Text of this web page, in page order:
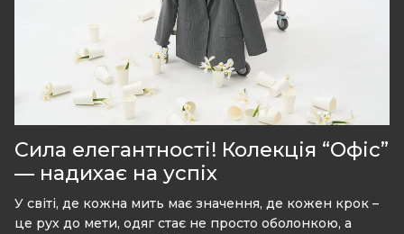
Сила елегантності! Колекція “Офіс”
— надихає на успіх
У світі, де кожна мить має значення, де кожен крок –
це рух до мети, одяг стає не просто оболонкою, а